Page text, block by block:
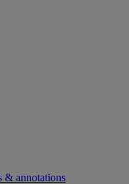
& annotations